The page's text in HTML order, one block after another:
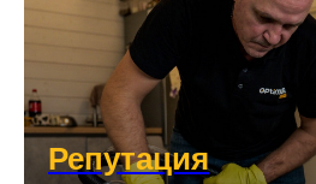
Репутация